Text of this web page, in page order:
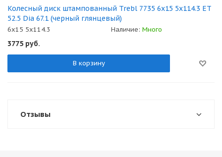
Колесный диск штампованный Trebl 7735 6x15 5x114.3 ET
52.5 Dia 67.1 (черный глянцевый)
6x15 5x114.3 Наличие: Много
3775 руб.
В корзину
Отзывы